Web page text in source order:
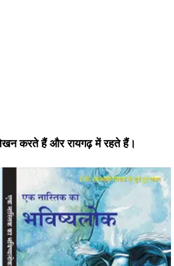
करते हैं और रायगढ़ में रहते हैं।